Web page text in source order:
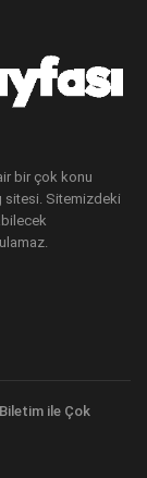
bir çok konu
sitesi. Sitemizdeki
ile Çok